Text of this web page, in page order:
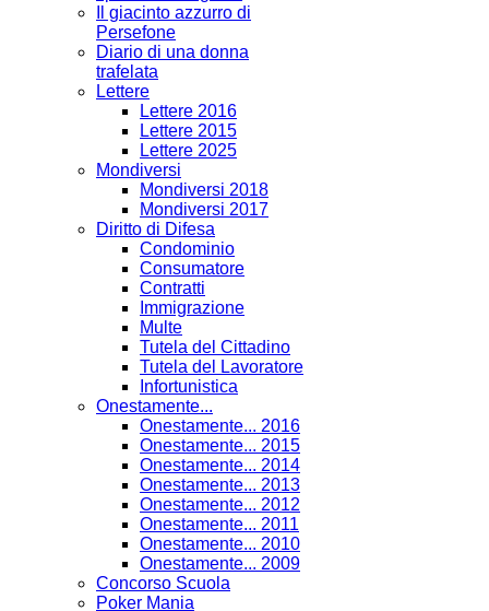
Il giacinto azzurro di
Persefone
Diario di una donna
trafelata
Lettere
Lettere 2016
Lettere 2015
Lettere 2025
Mondiversi
Mondiversi 2018
Mondiversi 2017
Diritto di Difesa
Condominio
Consumatore
Contratti
Immigrazione
Multe
Tutela del Cittadino
Tutela del Lavoratore
Infortunistica
Onestamente...
Onestamente... 2016
Onestamente... 2015
Onestamente... 2014
Onestamente... 2013
Onestamente... 2012
Onestamente... 2011
Onestamente... 2010
Onestamente... 2009
Concorso Scuola
Poker Mania